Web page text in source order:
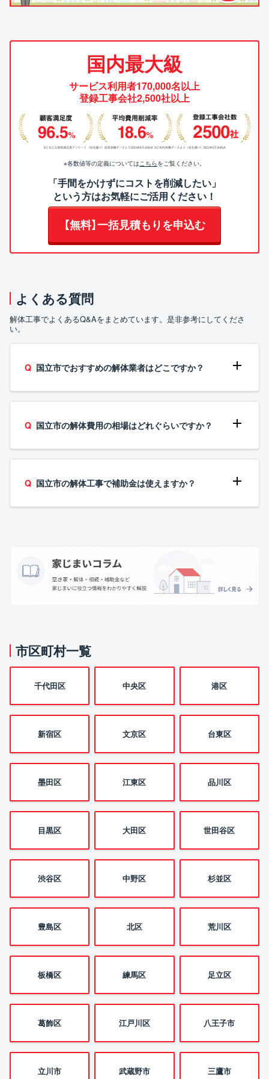
国内最大級
サービス利用者170,000名以上
登録工事会社2,500社以上
※各数値等の定義については こちらをご覧ください。
「手間をかけずにコストを削減したい」
という方はお気軽にご活用ください！
【無料】一括見積もりを申込む
よくある質問
解体工事でよくあるQ&Aをまとめています。是非参考にしてくださ
い。
国立市でおすすめの解体業者はどこですか？
国立市の解体費用の相場はどれぐらいですか？
国立市の解体工事で補助金は使えますか？
市区町村一覧
千代田区 中央区 港区
新宿区 文京区 台東区
墨田区 江東区 品川区
目黒区 大田区 世田谷区
渋谷区 中野区 杉並区
豊島区 北区 荒川区
板橋区 練馬区 足立区
葛飾区 江戸川区 八王子市
立川市 武蔵野市 三鷹市